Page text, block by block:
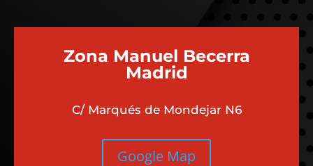
Zona Manuel Becerra
Madrid
C/ Marqués de Mondejar N6
Google Map